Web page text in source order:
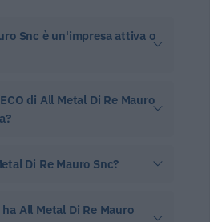
Snc è un'impresa attiva o
di All Metal Di Re Mauro
Di Re Mauro Snc?
All Metal Di Re Mauro